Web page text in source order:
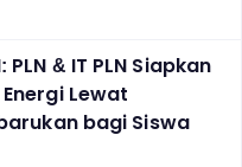
& IT PLN Siapkan
Lewat
bagi Siswa